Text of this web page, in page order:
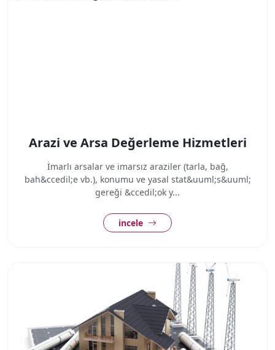
Arazi ve Arsa Değerleme Hizmetleri
İmarlı arsalar ve imarsız araziler (tarla, bağ,
bah&ccedil;e vb.), konumu ve yasal stat&uuml;s&uuml;
gereği &ccedil;ok y...
incele